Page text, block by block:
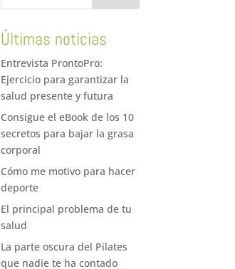
Últimas noticias
Entrevista ProntoPro:
Ejercicio para garantizar la
salud presente y futura
Consigue el eBook de los 10
secretos para bajar la grasa
corporal
Cómo me motivo para hacer
deporte
El principal problema de tu
salud
La parte oscura del Pilates
que nadie te ha contado